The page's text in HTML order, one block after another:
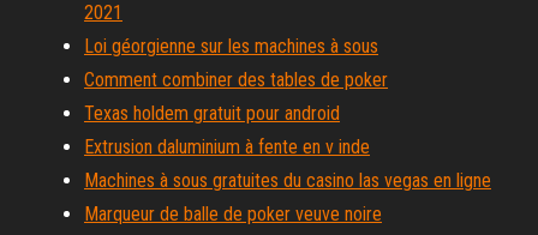
2021
Loi géorgienne sur les machines à sous
Comment combiner des tables de poker
Texas holdem gratuit pour android
Extrusion daluminium à fente en v inde
Machines à sous gratuites du casino las vegas en ligne
Marqueur de balle de poker veuve noire